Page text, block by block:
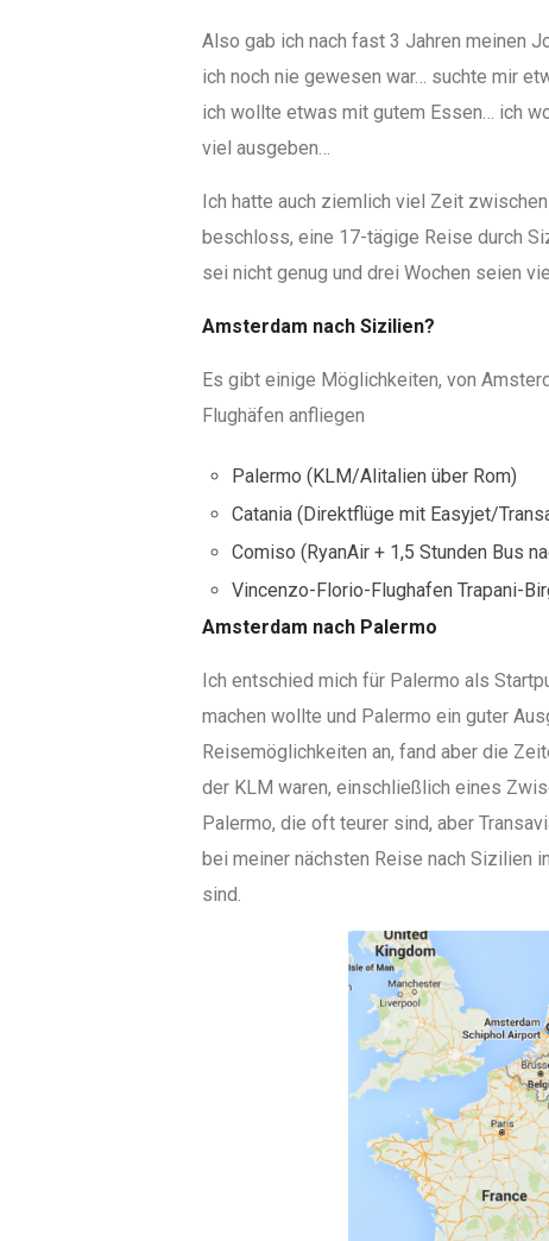
Also gab ich nach fast 3 Jahren meinen
ich noch nie gewesen war… suchte mir
ich wollte etwas mit gutem Essen… ich
viel ausgeben…
Ich hatte auch ziemlich viel Zeit
beschloss, eine 17-tägige Reise durch
sei nicht genug und drei Wochen seien
Amsterdam nach Sizilien?
Es gibt einige Möglichkeiten, von
Flughäfen anfliegen
Palermo (KLM/Alitalien über Rom)
Catania (Direktflüge mit Easyjet/
Comiso (RyanAir + 1,5 Stunden Bus
Vincenzo-Florio-Flughafen Trapani-
Amsterdam nach Palermo
Ich entschied mich für Palermo als
machen wollte und Palermo ein guter
Reisemöglichkeiten an, fand aber die
der KLM waren, einschließlich eines
Palermo, die oft teurer sind, aber
bei meiner nächsten Reise nach Sizilien
sind.